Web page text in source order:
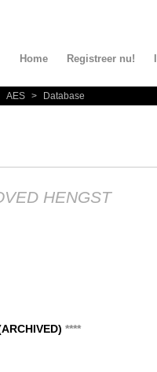
Home Registreer nu!
AES > Database
HENGST
****